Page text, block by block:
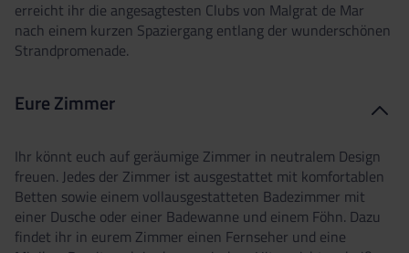
erreicht ihr die angesagtesten Clubs von Malgrat de Mar
nach einem kurzen Spaziergang entlang der wunderschönen
Strandpromenade.
Eure Zimmer
Ihr könnt euch auf geräumige Zimmer in neutralem Design
freuen. Jedes der Zimmer ist ausgestattet mit komfortablen
Betten sowie einem vollausgestatteten Badezimmer mit
einer Dusche oder einer Badewanne und einem Föhn. Dazu
findet ihr in eurem Zimmer einen Fernseher und eine